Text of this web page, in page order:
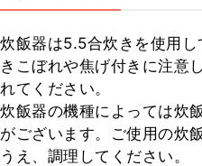
炊飯器は5.5合炊きを使用
きこぼれや焦げ付きに注意
れてください。
炊飯器の機種によっては炊
がございます。ご使用の炊
うえ、調理してください。